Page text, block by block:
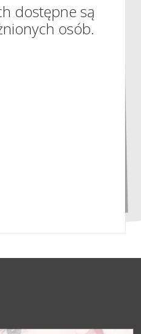
dostępne są
osób.